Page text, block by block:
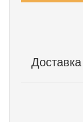
Доставка